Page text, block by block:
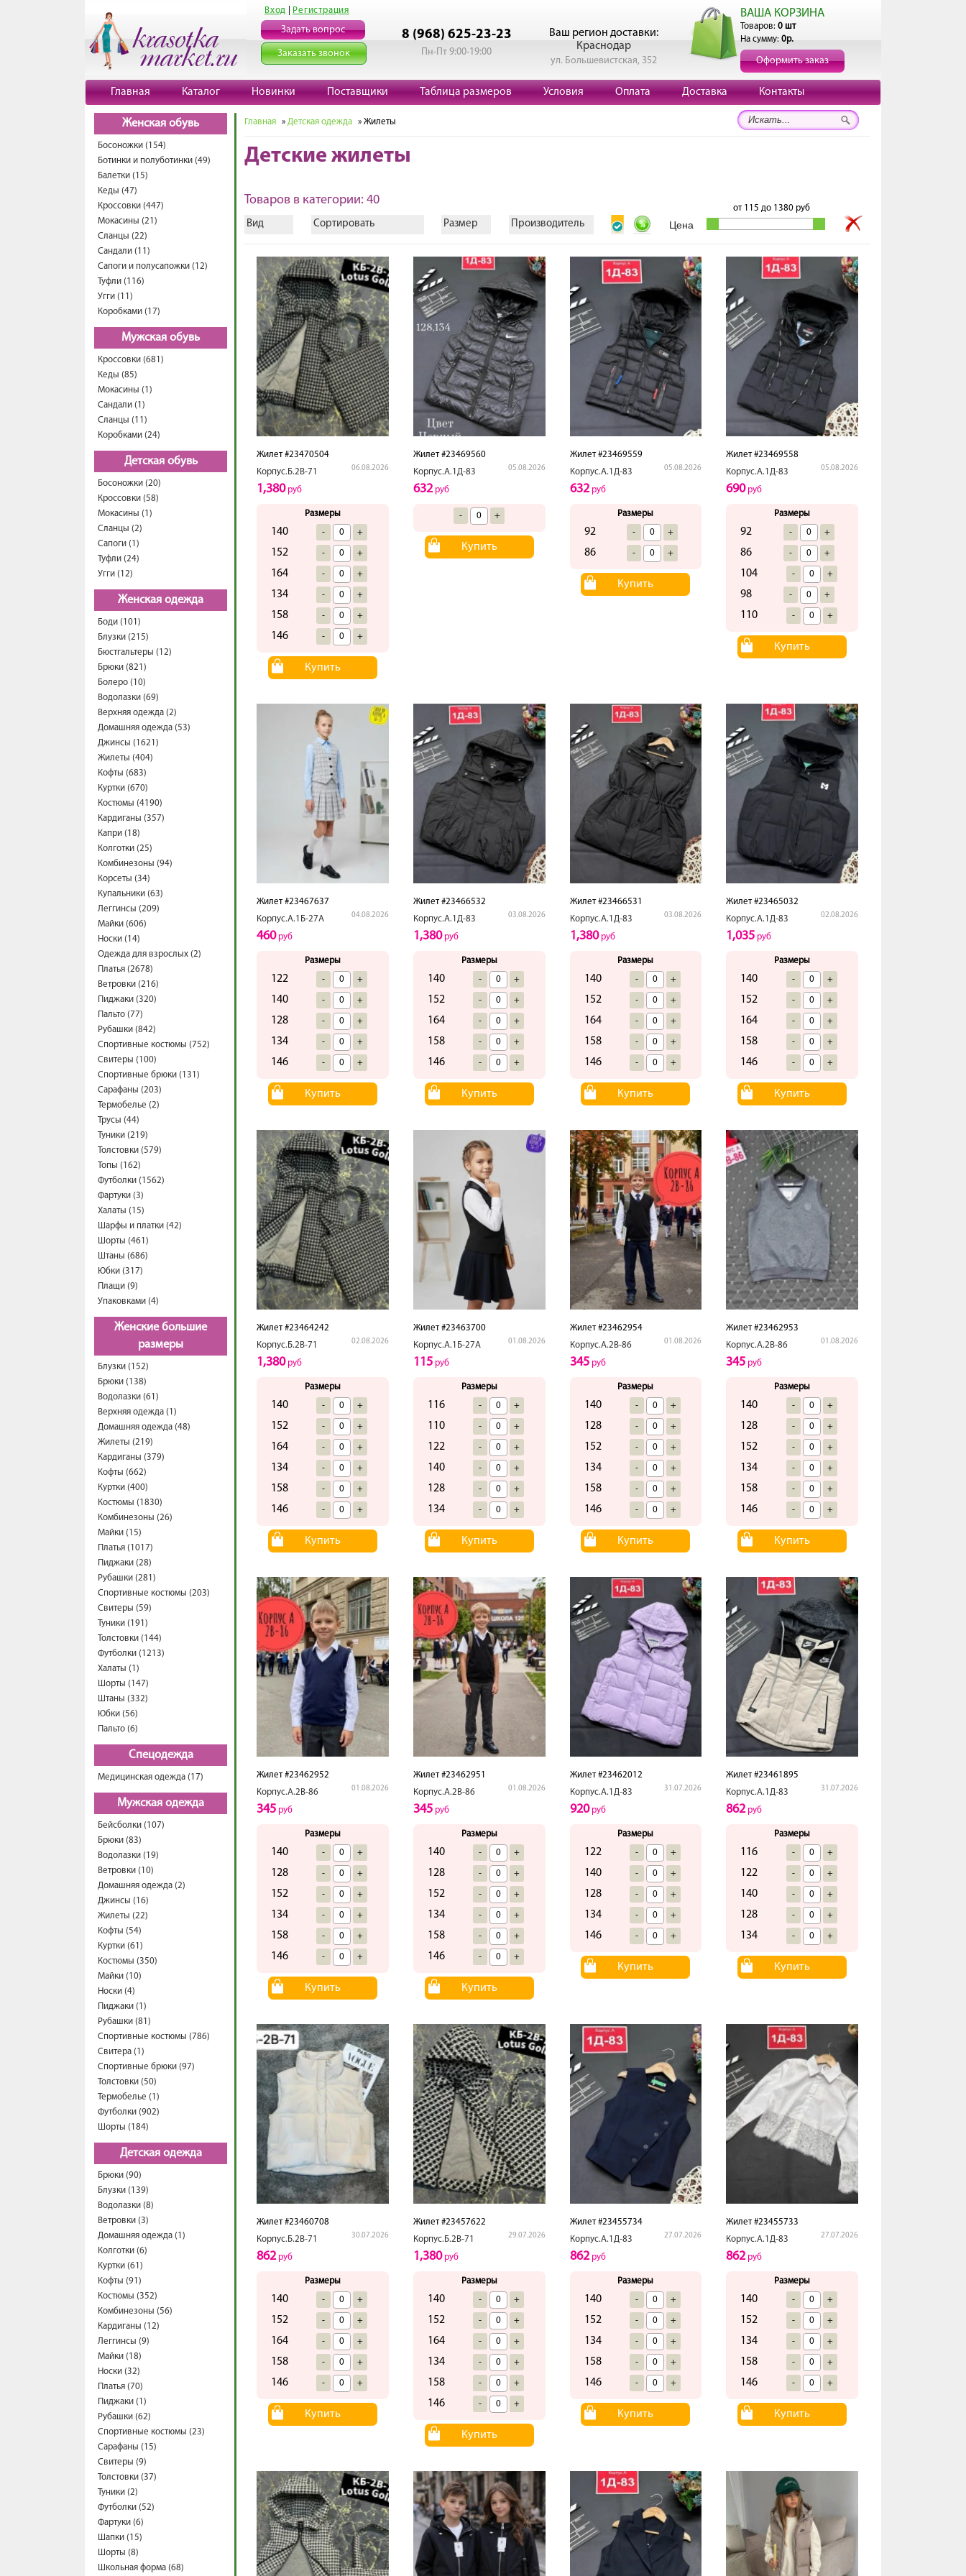
Вход Регистрация
Задать вопрос
Заказать звонок
8 (968) 625-23-23
Пн-Пт 9:00-19:00
Ваш регион доставки:
Краснодар
ул. Большевистская, 352
ВАША КОРЗИНА
Товаров: 0 шт
На сумму: 0р.
Оформить заказ
Главная Каталог Новинки Поставщики Таблица размеров Условия Оплата Доставка Контакты
Женская обувь
Босоножки (154)
Ботинки и полуботинки (49)
Балетки (15)
Кеды (47)
Кроссовки (447)
Мокасины (21)
Сланцы (22)
Сандали (11)
Сапоги и полусапожки (12)
Туфли (116)
Угги (11)
Коробками (17)
Мужская обувь
Кроссовки (681)
Кеды (85)
Мокасины (1)
Сандали (1)
Сланцы (11)
Коробками (24)
Детская обувь
Босоножки (20)
Кроссовки (58)
Мокасины (1)
Сланцы (2)
Сапоги (1)
Туфли (24)
Угги (12)
Женская одежда
Боди (101)
Блузки (215)
Бюстгальтеры (12)
Брюки (821)
Болеро (10)
Водолазки (69)
Верхняя одежда (2)
Домашняя одежда (53)
Джинсы (1621)
Жилеты (404)
Кофты (683)
Куртки (670)
Костюмы (4190)
Кардиганы (357)
Капри (18)
Колготки (25)
Комбинезоны (94)
Корсеты (34)
Купальники (63)
Леггинсы (209)
Майки (606)
Носки (14)
Одежда для взрослых (2)
Платья (2678)
Ветровки (216)
Пиджаки (320)
Пальто (77)
Рубашки (842)
Спортивные костюмы (752)
Свитеры (100)
Спортивные брюки (131)
Сарафаны (203)
Термобелье (2)
Трусы (44)
Туники (219)
Толстовки (579)
Топы (162)
Футболки (1562)
Фартуки (3)
Халаты (15)
Шарфы и платки (42)
Шорты (461)
Штаны (686)
Юбки (317)
Плащи (9)
Упаковками (4)
Женские большие
размеры
Блузки (152)
Брюки (138)
Водолазки (61)
Верхняя одежда (1)
Домашняя одежда (48)
Жилеты (219)
Кардиганы (379)
Кофты (662)
Куртки (400)
Костюмы (1830)
Комбинезоны (26)
Майки (15)
Платья (1017)
Пиджаки (28)
Рубашки (281)
Спортивные костюмы (203)
Свитеры (59)
Туники (191)
Толстовки (144)
Футболки (1213)
Халаты (1)
Шорты (147)
Штаны (332)
Юбки (56)
Пальто (6)
Спецодежда
Медицинская одежда (17)
Мужская одежда
Бейсболки (107)
Брюки (83)
Водолазки (19)
Ветровки (10)
Домашняя одежда (2)
Джинсы (16)
Жилеты (22)
Кофты (54)
Куртки (61)
Костюмы (350)
Майки (10)
Носки (4)
Пиджаки (1)
Рубашки (81)
Спортивные костюмы (786)
Свитера (1)
Спортивные брюки (97)
Толстовки (50)
Термобелье (1)
Футболки (902)
Шорты (184)
Детская одежда
Брюки (90)
Блузки (139)
Водолазки (8)
Ветровки (3)
Домашняя одежда (1)
Колготки (6)
Куртки (61)
Кофты (91)
Костюмы (352)
Комбинезоны (56)
Кардиганы (12)
Леггинсы (9)
Майки (18)
Носки (32)
Платья (70)
Пиджаки (1)
Рубашки (62)
Спортивные костюмы (23)
Сарафаны (15)
Свитеры (9)
Толстовки (37)
Туники (2)
Футболки (52)
Фартуки (6)
Шапки (15)
Шорты (8)
Школьная форма (68)
Главная » Детская одежда » Жилеты
Детские жилеты
Товаров в категории: 40
Вид Сортировать Размер Производитель
от 115 до 1380 руб
Жилет #23470504
Корпус.Б.2В-71
06.08.2026
1,380руб
Размеры
140 - +
152 - +
164 - +
134 - +
158 - +
146 - +
Купить
Жилет #23469560
Корпус.А.1Д-83
05.08.2026
632руб
- +
Купить
Жилет #23469559
Корпус.А.1Д-83
05.08.2026
632руб
Размеры
92 - +
86 - +
Купить
Жилет #23469558
Корпус.А.1Д-83
05.08.2026
690руб
Размеры
92 - +
86 - +
104 - +
98 - +
110 - +
Купить
Жилет #23467637
Корпус.А.1Б-27А
04.08.2026
460руб
Размеры
122 - +
140 - +
128 - +
134 - +
146 - +
Купить
Жилет #23466532
Корпус.А.1Д-83
03.08.2026
1,380руб
Размеры
140 - +
152 - +
164 - +
158 - +
146 - +
Купить
Жилет #23466531
Корпус.А.1Д-83
03.08.2026
1,380руб
Размеры
140 - +
152 - +
164 - +
158 - +
146 - +
Купить
Жилет #23465032
Корпус.А.1Д-83
02.08.2026
1,035 руб
Размеры
140 - +
152 - +
164 - +
158 - +
146 - +
Купить
Жилет #23464242
Корпус.Б.2В-71
02.08.2026
1,380руб
Размеры
140 - +
152 - +
164 - +
134 - +
158 - +
146 - +
Купить
Жилет #23463700
Корпус.А.1Б-27А
01.08.2026
115руб
Размеры
116 - +
110 - +
122 - +
140 - +
128 - +
134 - +
Купить
Жилет #23462954
Корпус.А.2В-86
01.08.2026
345руб
Размеры
140 - +
128 - +
152 - +
134 - +
158 - +
146 - +
Купить
Жилет #23462953
Корпус.А.2В-86
01.08.2026
345 руб
Размеры
140 - +
128 - +
152 - +
134 - +
158 - +
146 - +
Купить
Жилет #23462952
Корпус.А.2В-86
01.08.2026
345 руб
Размеры
140 - +
128 - +
152 - +
134 - +
158 - +
146 - +
Купить
Жилет #23462951
Корпус.А.2В-86
01.08.2026
345руб
Размеры
140 - +
128 - +
152 - +
134 - +
158 - +
146 - +
Купить
Жилет #23462012
Корпус.А.1Д-83
31.07.2026
920руб
Размеры
122 - +
140 - +
128 - +
134 - +
146 - +
Купить
Жилет #23461895
Корпус.А.1Д-83
31.07.2026
862руб
Размеры
116 - +
122 - +
140 - +
128 - +
134 - +
Купить
Жилет #23460708
Корпус.Б.2В-71
30.07.2026
862руб
Размеры
140 - +
152 - +
164 - +
158 - +
146 - +
Купить
Жилет #23457622
Корпус.Б.2В-71
29.07.2026
1,380руб
Размеры
140 - +
152 - +
164 - +
134 - +
158 - +
146 - +
Купить
Жилет #23455734
Корпус.А.1Д-83
27.07.2026
862руб
Размеры
140 - +
152 - +
134 - +
158 - +
146 - +
Купить
Жилет #23455733
Корпус.А.1Д-83
27.07.2026
862руб
Размеры
140 - +
152 - +
134 - +
158 - +
146 - +
Купить